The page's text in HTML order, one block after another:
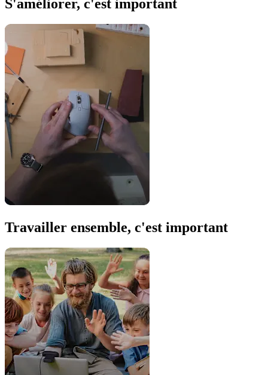
S'améliorer, c'est important
Travailler ensemble, c'est important